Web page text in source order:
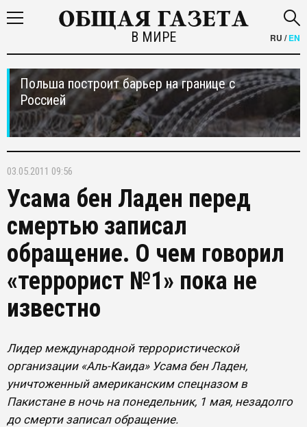
В МИРЕ RU /EN
Польша построит барьер на границе с
Россией
03.05.2011 09:56
Усама бен Ладен перед
смертью записал
обращение. О чем говорил
«террорист №1» пока не
известно
Лидер международной террористической
организации «Аль-Каида» Усама бен Ладен,
уничтоженный американским спецназом в
Пакистане в ночь на понедельник, 1 мая, незадолго
до смерти записал обращение.